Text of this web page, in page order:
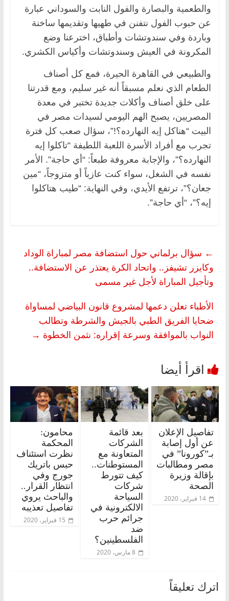
والطعمية والبصارة والفول النابت والسوداني عبارة
عن حبوب الفول نتفنن في طهيها وتقديمها ساخنة
وباردة وفي سندوتشات وأطباق، اخترعنا وضع
المكرونة في العيش وسندوتشات وأكياس الكشري.
والطبيعي في القاهرة الحيرة، فمع كل أصناف
الطعام الذي نعلم مسبقاً أنه غير سليم، ومع قدرتنا
على خلق أصناف وأكلات جديدة تختبر في معدة
المصريين، يصبح الهم اليومي لسيدات مصر في
البيت “هناكل إيه النهارده؟!”، سؤال صعب كل فترة
تجرب مع أفراد الأسرة اللعبة اللطيفة “تاكلوا إيه
النهارده؟”، والإجابة معروفة طبعاً: “أي حاجة”. الأمر
نفسه في الشغل، سواء كنت عازباً أو متزوجاً، “مين
جعان؟”، ترتفع الأيدي، وفي النهاية: “طيب هتاكلوا
إيه؟”، “أي حاجة”.
← سؤال برلماني حول استضافة مصر لمباراة الوداد
وكايزر تشيفز.. واتحاد الكرة يعتذر عن الاستضافة..
وتأجيل المباراة لأجل غير مسمى
الأطباء تعلن دعمها لمشروع قانون البياضي لمساواة
ضحايا الفريق الطبي بالجيش والشرطة وتطالب
النواب بالموافقة وسرعة إقراره: نثمن الخطوة →
تفاصيل الإعلان
عن أول إصابة
بـ”كورونا” في
مصر ومطالبات
بإقالة وزيرة
الصحة
14 فبراير، 2020
بعد قائمة
الشركات
المتعاونة مع
المستوطنات..
كيف تتورط
شركات
السياحة
الالكترونية في
جرائم حرب
ضد
الفلسطينين؟
8 مارس، 2020
محامون:
المحكمة
نظرت استئناف
حبس باتريك
جورج وفي
انتظار القرار..
والباحث يروي
تفاصيل تعذيبه
15 فبراير، 2020
اترك تعليقاً